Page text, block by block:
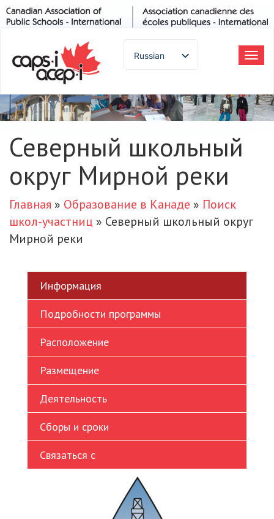
Russian
Spanish
French
Italian
Portuguese
Arabic
Japanese
Korean
Turkish
Северный школьный
округ Мирной реки
Главная » Образование в Канаде » Поиск
школ-участниц » Северный школьный округ
Мирной реки
Информация
Подробности программы
Расположение
Размещение
Деятельность
Сборы и сроки
Связаться с